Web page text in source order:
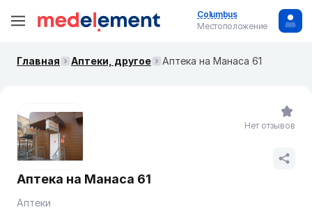
Columbus
Местоположение
Главная Аптеки, другое Аптека на Манаса 61
Аптека на Манаса 61
Аптеки
Нет отзывов